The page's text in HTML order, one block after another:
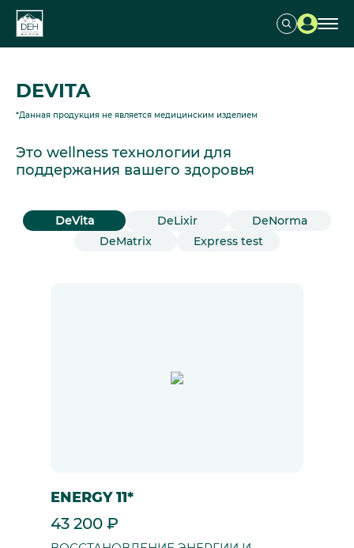
DEVITA
*Данная продукция не является медицинским изделием
Это wellness технологии для
поддержания вашего здоровья
DeVita DeLixir
DeNorma
DeMatrix
Express test
ENERGY 11*
43 200 ₽